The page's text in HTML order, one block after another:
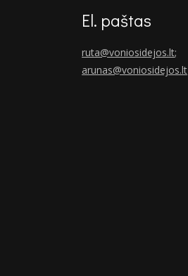
El. paštas
ruta@voniosidejos.lt;
arunas@voniosidejos.lt